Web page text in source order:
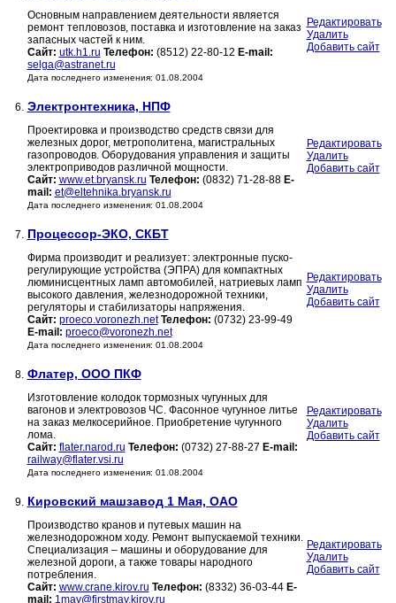
Основным направлением деятельности является
ремонт тепловозов, поставка и изготовление на заказ
запасных частей к ним.
Сайт: utk.h1.ru Телефон: (8512) 22-80-12 E-mail:
selga@astranet.ru
Дата последнего изменения: 01.08.2004
Редактировать
Удалить
Добавить сайт
6. Электронтехника, НПФ
Проектировка и производство средств связи для
железных дорог, метрополитена, магистральных
газопроводов. Оборудования управления и защиты
электроприводов различной мощности.
Сайт: www.et.bryansk.ru Телефон: (0832) 71-28-88 E-
mail: et@eltehnika.bryansk.ru
Дата последнего изменения: 01.08.2004
Редактировать
Удалить
Добавить сайт
7. Процессор-ЭКО, СКБТ
Фирма производит и реализует: электронные пуско-
регулирующие устройства (ЭПРА) для компактных
люминисцентных ламп автомобилей, натриевых ламп
высокого давления, железнодорожной техники,
регуляторы и стабилизаторы напряжения.
Сайт: proeco.voronezh.net Телефон: (0732) 23-99-49
E-mail: proeco@voronezh.net
Дата последнего изменения: 01.08.2004
Редактировать
Удалить
Добавить сайт
8. Флатер, ООО ПКФ
Изготовление колодок тормозных чугунных для
вагонов и электровозов ЧС. Фасонное чугунное литье
на заказ мелкосерийное. Приобретение чугунного
лома.
Сайт: flater.narod.ru Телефон: (0732) 27-88-27 E-mail:
railway@flater.vsi.ru
Дата последнего изменения: 01.08.2004
Редактировать
Удалить
Добавить сайт
9. Кировский машзавод 1 Мая, ОАО
Производство кранов и путевых машин на
железнодорожном ходу. Ремонт выпускаемой техники.
Специализация – машины и оборудование для
железной дороги, а также товары народного
потребления.
Сайт: www.crane.kirov.ru Телефон: (8332) 36-03-44 E-
mail: 1may@firstmay.kirov.ru
Редактировать
Удалить
Добавить сайт